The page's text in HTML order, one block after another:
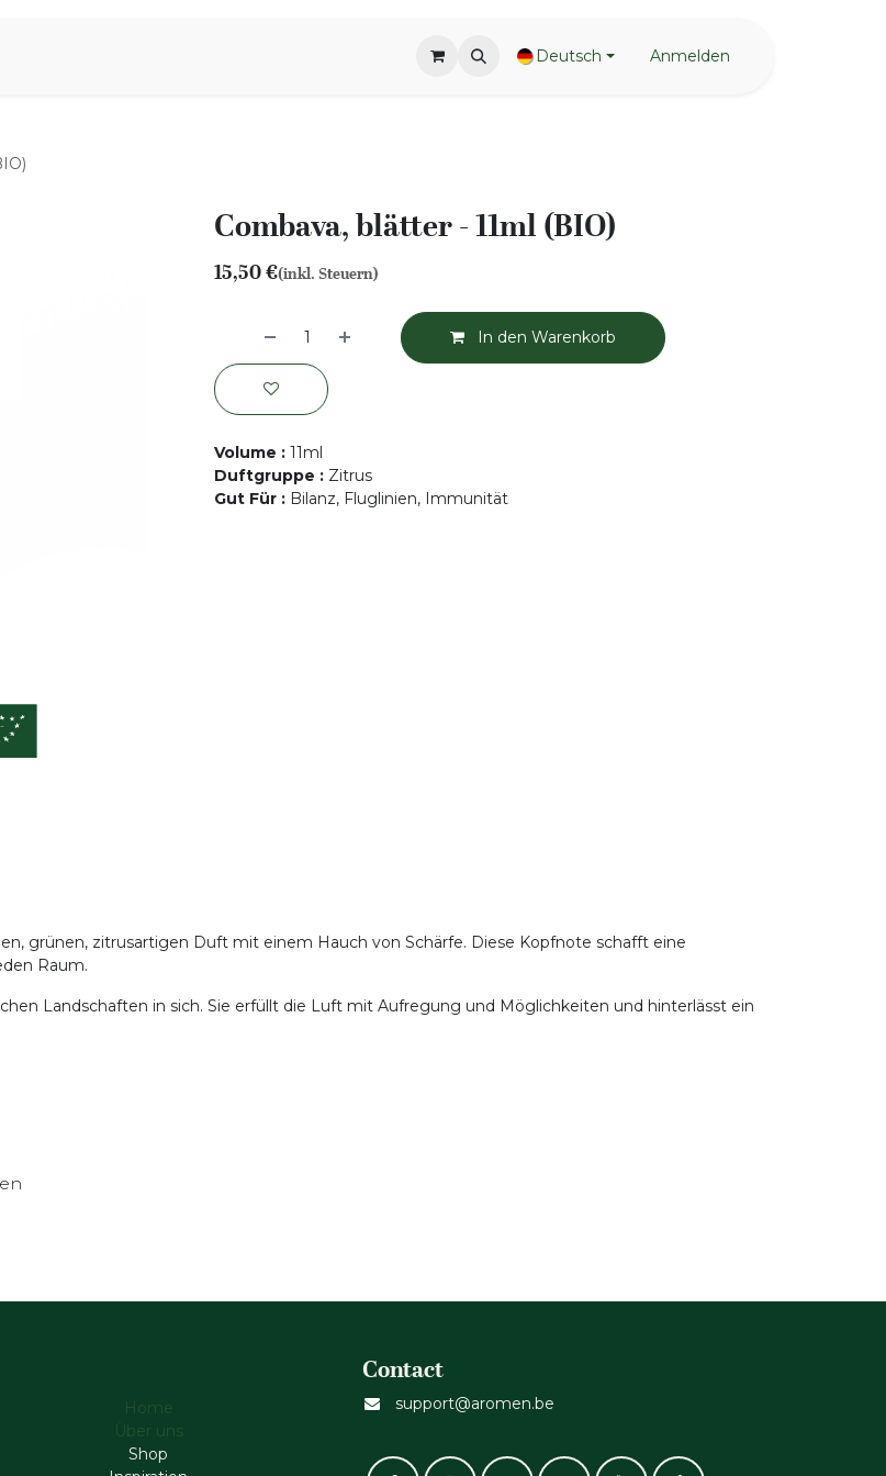
Deutsch Anmelden
Combava, blätter - 11ml (BIO)
15,50€(inkl. Steuern)
In den Warenkorb
Volume : 11ml
Duftgruppe : Zitrus
Gut Für : Bilanz, Fluglinien, Immunität
grünen, zitrusartigen Duft mit einem Hauch von Schärfe. Diese Kopfnote schafft eine
Raum.
Landschaften in sich. Sie erfüllt die Luft mit Aufregung und Möglichkeiten und hinterlässt ein
Home
Über uns
Shop
Contact
support@aromen.be